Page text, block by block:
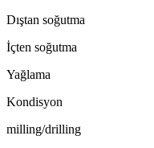
Dıştan soğutma
İçten soğutma
Yağlama
Kondisyon
milling/drilling